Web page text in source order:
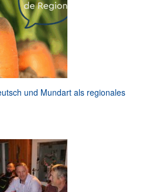
und Mundart als regionales